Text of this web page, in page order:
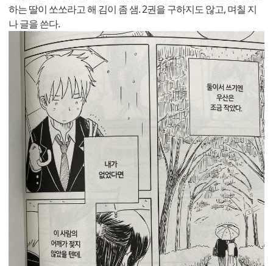
하는 딸이 쏘쏘라고 해 김이 좀 샘. 2권을 구하지도 않고, 며칠 지
나 글을 쓴다.